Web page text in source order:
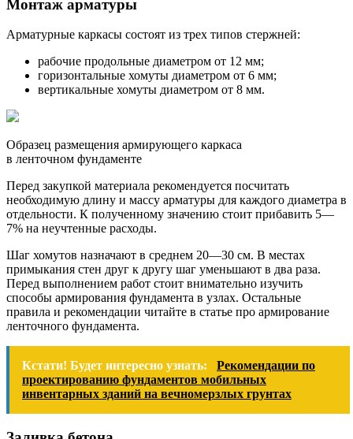
Монтаж арматуры
Арматурные каркасы состоят из трех типов стержней:
рабочие продольные диаметром от 12 мм;
горизонтальные хомуты диаметром от 6 мм;
вертикальные хомуты диаметром от 8 мм.
Образец размещения армирующего каркаса
в ленточном фундаменте
Перед закупкой материала рекомендуется посчитать
необходимую длину и массу арматуры для каждого диаметра в
отдельности. К полученному значению стоит прибавить 5—
7% на неучтенные расходы.
Шаг хомутов назначают в среднем 20—30 см. В местах
примыкания стен друг к другу шаг уменьшают в два раза.
Перед выполнением работ стоит внимательно изучить
способы армирования фундамента в узлах. Остальные
правила и рекомендации читайте в статье про армирование
ленточного фундамента.
Кстати! Будет интересно узнать:
Рекомендации по
проектированию фундаментов мобильных
инвентарных зданий на вечномерзлых грунтах